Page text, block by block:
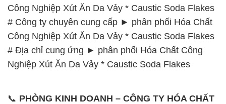
Công Nghiệp Xút Ăn Da Vảy * Caustic Soda Flakes
# Công ty chuyên cung cấp ► phân phối Hóa Chất
Công Nghiệp Xút Ăn Da Vảy * Caustic Soda Flakes
# Địa chỉ cung ứng ► phân phối Hóa Chất Công
Nghiệp Xút Ăn Da Vảy * Caustic Soda Flakes
📞 PHÒNG KINH DOANH – CÔNG TY HÓA CHẤT